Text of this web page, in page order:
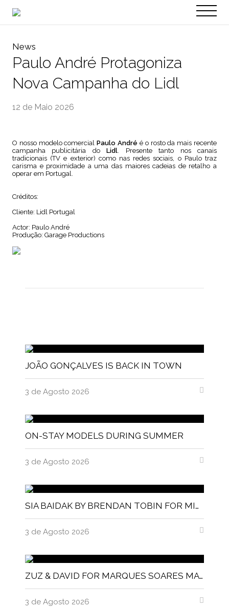
EN
News
Paulo André Protagoniza
Nova Campanha do Lidl
12 de Maio 2026
O nosso modelo comercialPaulo André é o rosto da mais recente
campanha publicitária doLidl. Presente tanto nos canais
tradicionais (TV e exterior) como nas redes sociais, o Paulo traz
carisma e proximidade a uma das maiores cadeias de retalho a
operar em Portugal.
Créditos:
Cliente: Lidl Portugal
Actor: Paulo André
Produção: Garage Productions
JOÃO GONÇALVES IS BACK IN TOWN
3 de Agosto 2026
ON-STAY MODELS DURING SUMMER
3 de Agosto 2026
SIA BAIDAK BY BRENDAN TOBIN FOR MISC MAGAZINE
3 de Agosto 2026
ZUZ & DAVID FOR MARQUES SOARES MAGNITUDE MAGAZINE
3 de Agosto 2026